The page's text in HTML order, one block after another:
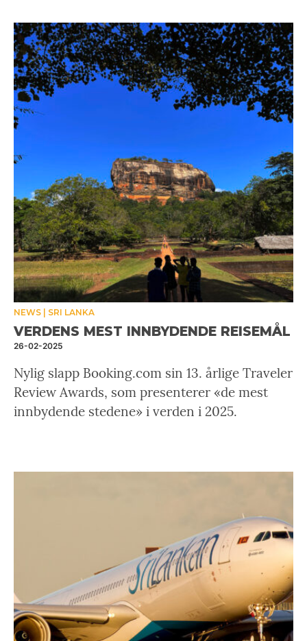
NEWS SRI LANKA
VERDENS MEST INNBYDENDE REISEMÅL
26-02-2025
Nylig slapp Booking.com sin 13. årlige Traveler
Review Awards, som presenterer «de mest
innbydende stedene» i verden i 2025.